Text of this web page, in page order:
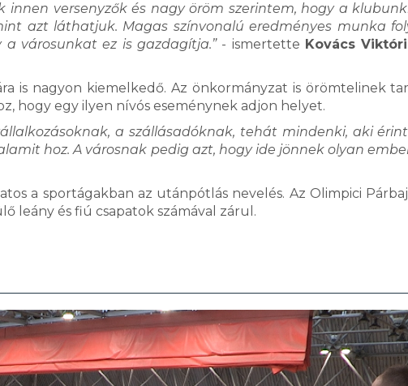
versenyzők és nagy öröm szerintem, hogy a
azt láthatjuk. Magas színvonalú eredményes munka
városunkat ez is gazdagítja.”- ismertette Kovács
is nagyon kiemelkedő. Az önkormányzat is örömtelinek
hogy egy ilyen nívós eseménynek adjon helyet.
a szállásadóknak, tehát mindenki, aki
hoz. A városnak pedig azt, hogy ide jönnek olyan
a sportágakban az utánpótlás nevelés. Az Olimpici
leány és fiú csapatok számával zárul.